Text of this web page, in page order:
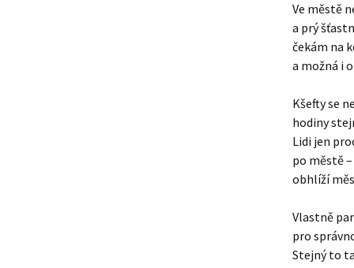
Ve městě
a prý
čekám na
a možná i
Kšefty se
hodiny
Lidi jen
po městě
obhlíží
Vlastně
pro
Stejný to